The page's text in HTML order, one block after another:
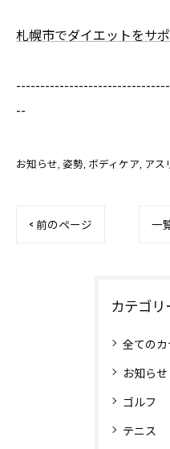
札幌市でダイエットをサ
--
お知らせ 姿勢 ボディケア アス
< 前のページ 一
カテゴリ
全ての
お知らせ
ゴルフ
テニス